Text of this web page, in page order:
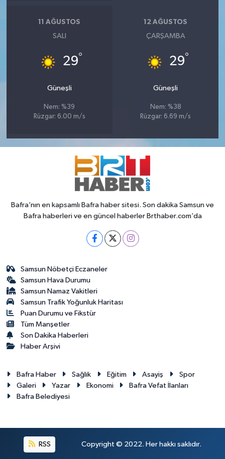
11 AĞUSTOS
SALI
29°
Güneşli
Nem: %39
Rüzgar: 6.00 m/s
12 AĞUSTOS
ÇARŞAMBA
29°
Güneşli
Nem: %38
Rüzgar: 6.69 m/s
Bafra’nın en kapsamlı Bafra haber sitesi. Son dakika Samsun ve
Bafra haberleri ve en güncel haberler Brthaber.com’da
Samsun Nöbetçi Eczaneler
Samsun Hava Durumu
Samsun Namaz Vakitleri
Samsun Trafik Yoğunluk Haritası
Puan Durumu ve Fikstür
Tüm Manşetler
Son Dakika Haberleri
Haber Arşivi
Bafra Haber Sağlık Eğitim Asayiş
Spor
Galeri
Yazar Ekonomi
Bafra Vefat İlanları
Bafra Belediyesi
RSS Copyright © 2022. Her hakkı saklıdır.